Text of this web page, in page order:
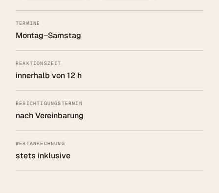
TERMINE
Montag–Samstag
REAKTIONSZEIT
innerhalb von 12 h
BESICHTIGUNGSTERMIN
nach Vereinbarung
WERTANRECHNUNG
stets inklusive